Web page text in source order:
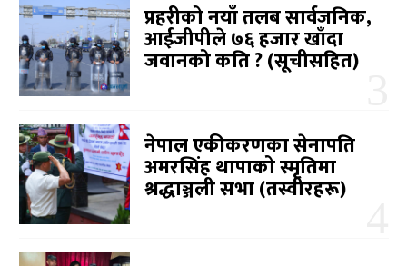
प्रहरीको नयाँ तलब सार्वजनिक,
आईजीपीले ७६ हजार खाँदा
जवानको कति ? (सूचीसहित)
नेपाल एकीकरणका सेनापति
अमरसिंह थापाको स्मृतिमा
श्रद्धाञ्जली सभा (तस्वीरहरू)